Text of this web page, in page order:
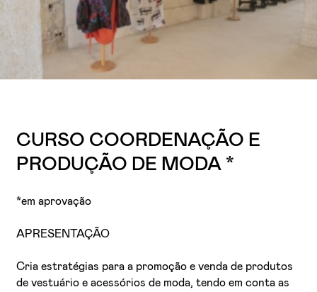
CURSO COORDENAÇÃO E
PRODUÇÃO DE MODA *
*em aprovação
APRESENTAÇÃO
Cria estratégias para a promoção e venda de produtos
de vestuário e acessórios de moda, tendo em conta as